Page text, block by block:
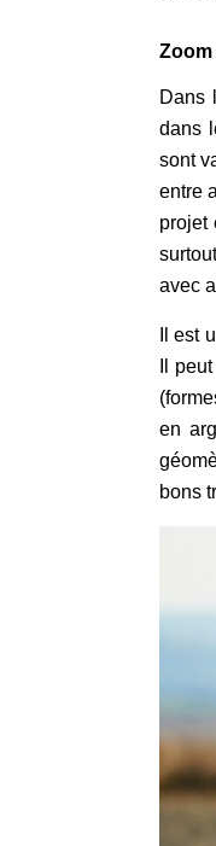
Dans
dans
sont
entre
projet
avec
Il est
Il
en
bons